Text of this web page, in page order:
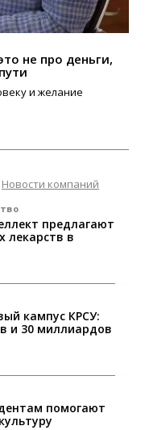
не про деньги,
и желание
Новости компаний
предлагают
лекарств в
кампус КРСУ:
и 30 миллиардов
помогают